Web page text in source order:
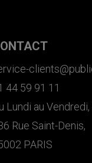
44 59 91 11
Lundi au
Rue Saint-Denis,
PARIS